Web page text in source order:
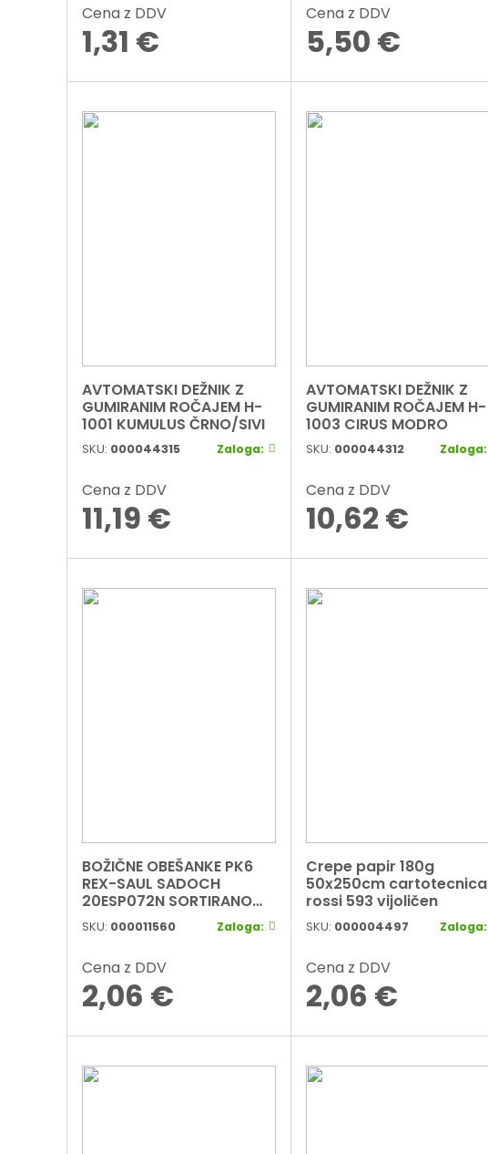
Cena z DDV
1,31 €
Cena z DDV
5,50 €
AVTOMATSKI DEŽNIK Z
GUMIRANIM ROČAJEM H-
1001 KUMULUS ČRNO/SIVI
SKU: 000044315 Zaloga:
Cena z DDV
11,19 €
AVTOMATSKI DEŽNIK Z
GUMIRANIM ROČAJEM H-
1003 CIRUS MODRO
SKU: 000044312 Zaloga:
Cena z DDV
10,62 €
BOŽIČNE OBEŠANKE PK6
REX-SAUL SADOCH
20ESP072N SORTIRANO
BLISTER
SKU: 000011560 Zaloga:
Cena z DDV
2,06 €
Crepe papir 180g
50x250cm cartotecnica
rossi 593 vijoličen
SKU: 000004497 Zaloga:
Cena z DDV
2,06 €